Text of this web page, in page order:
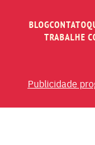
BLOGCONTATO
TRABALHE
Publicidade